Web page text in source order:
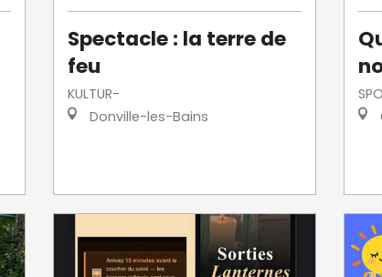
Spectacle : la terre de
feu
KULTUR-
Donville-les-Bains